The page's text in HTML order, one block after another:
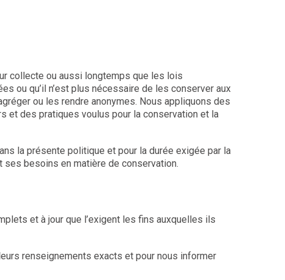
collecte ou aussi longtemps que les lois
ou qu’il n’est plus nécessaire de les conserver aux
ou les rendre anonymes. Nous appliquons des
et des pratiques voulus pour la conservation et la
la présente politique et pour la durée exigée par la
besoins en matière de conservation.
et à jour que l’exigent les fins auxquelles ils
renseignements exacts et pour nous informer